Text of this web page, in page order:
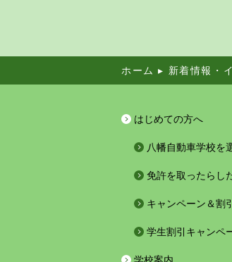
ホーム ▸ 新着情報・
はじめての方へ
八幡自動車学校を
免許を取ったらし
キャンペーン＆割
学生割引キャンペ
学校案内